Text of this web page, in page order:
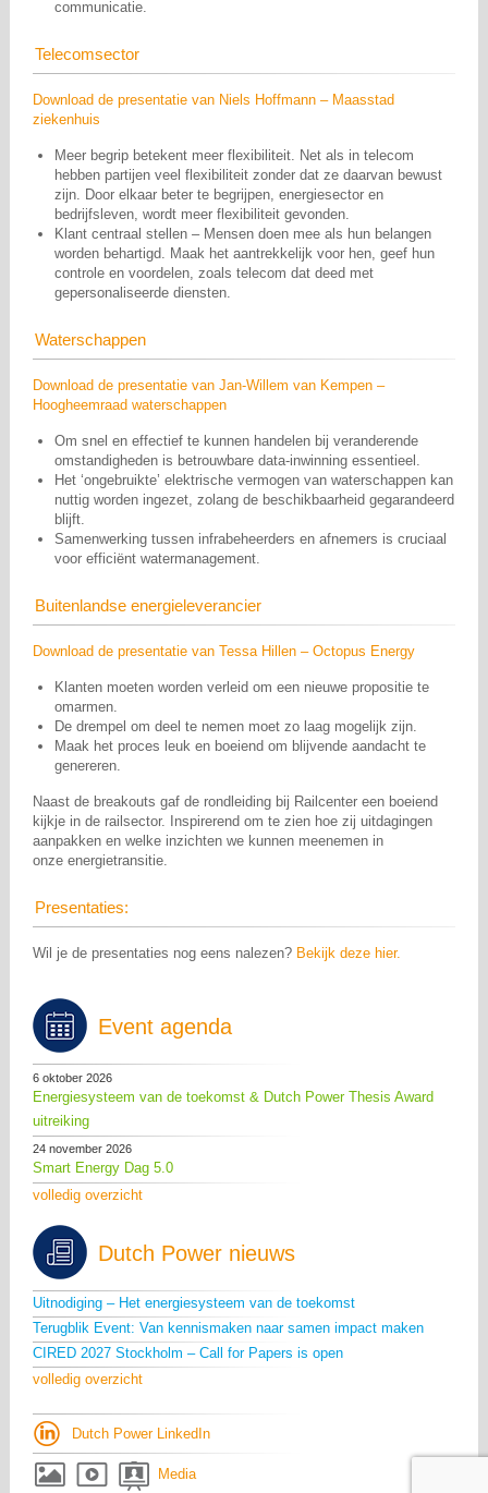
communicatie.
Telecomsector
Download de presentatie van Niels Hoffmann – Maasstad
ziekenhuis
Meer begrip betekent meer flexibiliteit. Net als in telecom
hebben partijen veel flexibiliteit zonder dat ze daarvan bewust
zijn. Door elkaar beter te begrijpen, energiesector en
bedrijfsleven, wordt meer flexibiliteit gevonden.
⁠Klant centraal stellen – Mensen doen mee als hun belangen
worden behartigd. Maak het aantrekkelijk voor hen, geef hun
controle en voordelen, zoals telecom dat deed met
gepersonaliseerde diensten.
Waterschappen
Download de presentatie van Jan-Willem van Kempen –
Hoogheemraad waterschappen
Om snel en effectief te kunnen handelen bij veranderende
omstandigheden is betrouwbare data-inwinning essentieel.
Het ‘ongebruikte’ elektrische vermogen van waterschappen kan
nuttig worden ingezet, zolang de beschikbaarheid gegarandeerd
blijft.
Samenwerking tussen infrabeheerders en afnemers is cruciaal
voor efficiënt watermanagement.
Buitenlandse energieleverancier
Download de presentatie van Tessa Hillen – Octopus Energy
Klanten moeten worden verleid om een nieuwe propositie te
omarmen.
De drempel om deel te nemen moet zo laag mogelijk zijn.
Maak het proces leuk en boeiend om blijvende aandacht te
genereren.
Naast de breakouts gaf de rondleiding bij Railcenter een boeiend
kijkje in de railsector. Inspirerend om te zien hoe zij uitdagingen
aanpakken en welke inzichten we kunnen meenemen in
onze energietransitie.
Presentaties:
Wil je de presentaties nog eens nalezen? Bekijk deze hier.
Event agenda
6 oktober 2026
Energiesysteem van de toekomst & Dutch Power Thesis Award
uitreiking
24 november 2026
Smart Energy Dag 5.0
volledig overzicht
Dutch Power nieuws
Uitnodiging – Het energiesysteem van de toekomst
Terugblik Event: Van kennismaken naar samen impact maken
CIRED 2027 Stockholm – Call for Papers is open
volledig overzicht
Dutch Power LinkedIn
Media